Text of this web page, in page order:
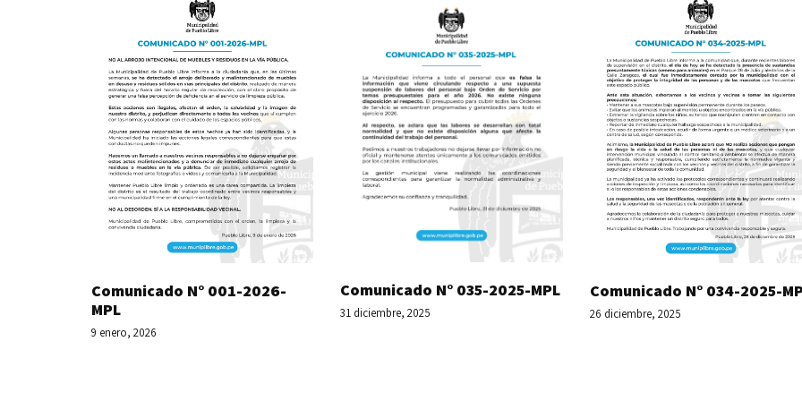
Comunicado N° 001-2026-
MPL
9 enero, 2026
Comunicado N° 035-2025-MPL
31 diciembre, 2025
Comunicado N° 034-2025-
26 diciembre, 2025